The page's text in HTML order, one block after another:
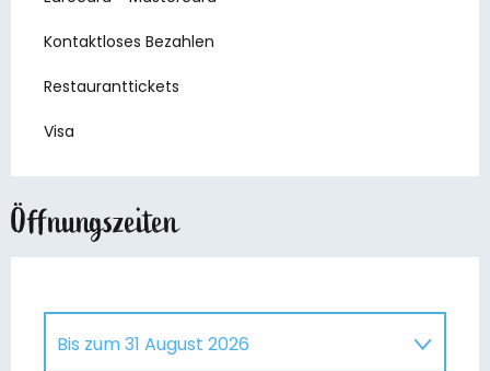
Kontaktloses Bezahlen
Restauranttickets
Visa
Öffnungszeiten
Bis zum31 August 2026